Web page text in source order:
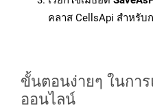
คลาส CellsApi สำหรับ
ขั้นตอนง่ายๆ ในการ
ออนไลน์